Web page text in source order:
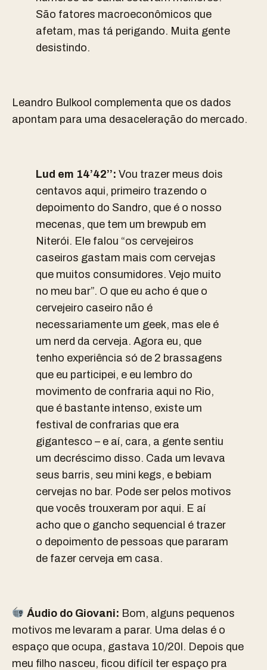
São fatores macroeconômicos que
afetam, mas tá perigando. Muita gente
desistindo.
Leandro Bulkool complementa que os dados
apontam para uma desaceleração do mercado.
Lud em 14’42’’: Vou trazer meus dois
centavos aqui, primeiro trazendo o
depoimento do Sandro, que é o nosso
mecenas, que tem um brewpub em
Niterói. Ele falou “os cervejeiros
caseiros gastam mais com cervejas
que muitos consumidores. Vejo muito
no meu bar”. O que eu acho é que o
cervejeiro caseiro não é
necessariamente um geek, mas ele é
um nerd da cerveja. Agora eu, que
tenho experiência só de 2 brassagens
que eu participei, e eu lembro do
movimento de confraria aqui no Rio,
que é bastante intenso, existe um
festival de confrarias que era
gigantesco – e aí, cara, a gente sentiu
um decréscimo disso. Cada um levava
seus barris, seu mini kegs, e bebiam
cervejas no bar. Pode ser pelos motivos
que vocês trouxeram por aqui. E aí
acho que o gancho sequencial é trazer
o depoimento de pessoas que pararam
de fazer cerveja em casa.
Áudio do Giovani: Bom, alguns pequenos
motivos me levaram a parar. Uma delas é o
espaço que ocupa, gastava 10/20l. Depois que
meu filho nasceu, ficou difícil ter espaço pra